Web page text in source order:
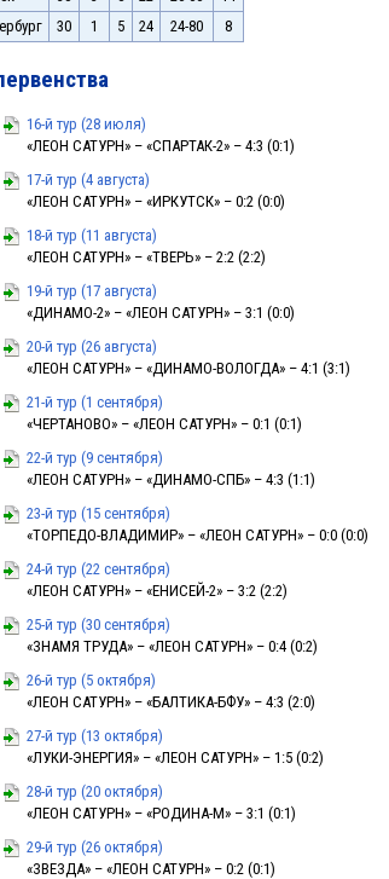
30 1 5 24 24-80 8
16-й тур (28 июля)
«ЛЕОН САТУРН» – «СПАРТАК-2» – 4:3 (0:1)
17-й тур (4 августа)
«ЛЕОН САТУРН» – «ИРКУТСК» – 0:2 (0:0)
18-й тур (11 августа)
«ЛЕОН САТУРН» – «ТВЕРЬ» – 2:2 (2:2)
19-й тур (17 августа)
«ДИНАМО-2» – «ЛЕОН САТУРН» – 3:1 (0:0)
20-й тур (26 августа)
«ЛЕОН САТУРН» – «ДИНАМО-ВОЛОГДА» – 4:1 (3:1)
21-й тур (1 сентября)
«ЧЕРТАНОВО» – «ЛЕОН САТУРН» – 0:1 (0:1)
22-й тур (9 сентября)
«ЛЕОН САТУРН» – «ДИНАМО-СПБ» – 4:3 (1:1)
23-й тур (15 сентября)
«ТОРПЕДО-ВЛАДИМИР» – «ЛЕОН САТУРН» – 0:0 (0:0)
24-й тур (22 сентября)
«ЛЕОН САТУРН» – «ЕНИСЕЙ-2» – 3:2 (2:2)
25-й тур (30 сентября)
«ЗНАМЯ ТРУДА» – «ЛЕОН САТУРН» – 0:4 (0:2)
26-й тур (5 октября)
«ЛЕОН САТУРН» – «БАЛТИКА-БФУ» – 4:3 (2:0)
27-й тур (13 октября)
«ЛУКИ-ЭНЕРГИЯ» – «ЛЕОН САТУРН» – 1:5 (0:2)
28-й тур (20 октября)
«ЛЕОН САТУРН» – «РОДИНА-М» – 3:1 (0:1)
29-й тур (26 октября)
«ЗВЕЗДА» – «ЛЕОН САТУРН» – 0:2 (0:1)